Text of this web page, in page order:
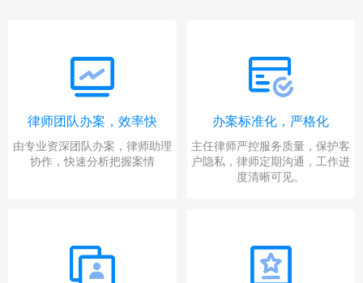
律师团队办案，效率快
由专业资深团队办案，律师助理
协作，快速分析把握案情
办案标准化，严格化
主任律师严控服务质量，保护客
户隐私，律师定期沟通，工作进
度清晰可见。